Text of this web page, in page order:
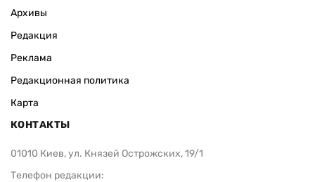
Архивы
Редакция
Реклама
Редакционная политика
Карта
КОНТАКТЫ
01010 Киев, ул. Князей Острожских, 19/1
Телефон редакции: